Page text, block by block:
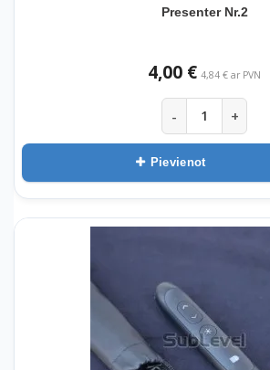
Presenter Nr.2
4,00 € 4,84 € ar PVN
- +
Pievienot